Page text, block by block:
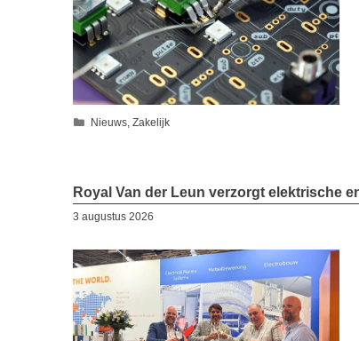
Categorieën
Nieuws ,Zakelijk
Royal Van der Leun verzorgt elektrische
3 augustus 2026